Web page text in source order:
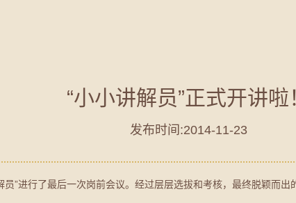
“小小讲解员”正式开讲啦
发布时间:2014-11-23
”进行了最后一次岗前会议。经过层层选拔和考核，最终脱颖而出